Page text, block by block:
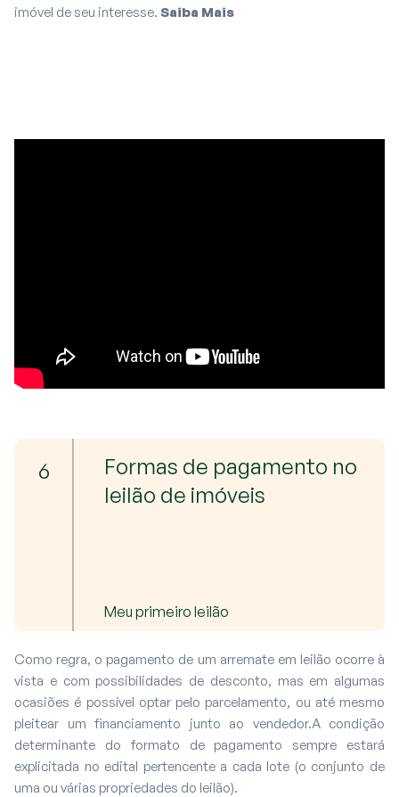
imóvel de seu interesse. Saiba Mais
6
Formas de pagamento no
leilão de imóveis
Meu primeiro leilão
Como regra, o pagamento de um arremate em leilão ocorre à
vista e com possibilidades de desconto, mas em algumas
ocasiões é possível optar pelo parcelamento, ou até mesmo
pleitear um financiamento junto ao vendedor.A condição
determinante do formato de pagamento sempre estará
explicitada no edital pertencente a cada lote (o conjunto de
uma ou várias propriedades do leilão).